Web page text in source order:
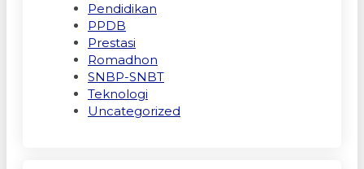
Pendidikan
PPDB
Prestasi
Romadhon
SNBP-SNBT
Teknologi
Uncategorized